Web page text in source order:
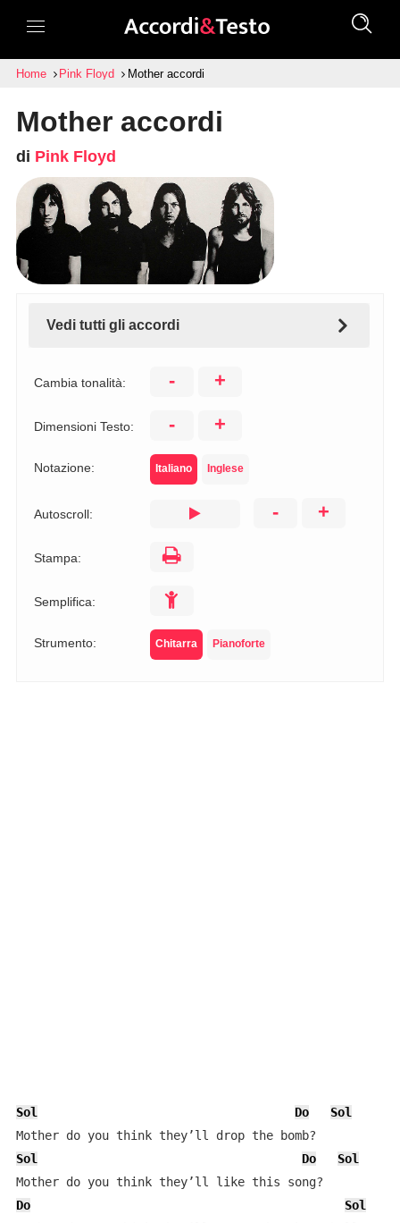
Home Pink Floyd Mother accordi
Mother accordi
di Pink Floyd
Vedi tutti gli accordi
Cambia tonalità: - +
Dimensioni Testo: - +
Notazione: Italiano Inglese
Autoscroll: - +
Stampa:
Semplifica:
Strumento: Chitarra Pianoforte
Sol Do
Sol
Sol
Do
Sol
Do
Sol